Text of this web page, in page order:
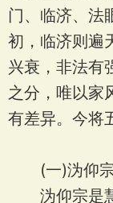
门、临济、法
初，临济则遍
兴衰，非法有
之分，唯以家
有差异。今将
(一)沩仰
沩仰宗是慧